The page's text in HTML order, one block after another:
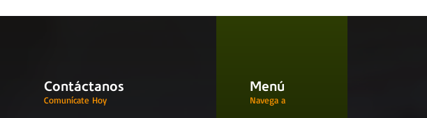
Contáctanos
Comunícate Hoy
Menú
Navega a